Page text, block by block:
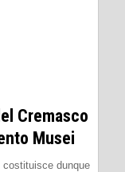
Cremasco
Musei
costituisce dunque